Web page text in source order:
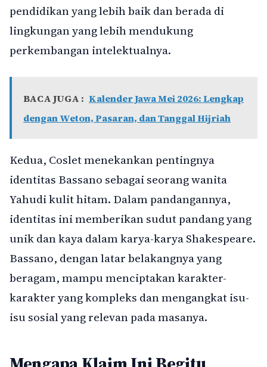
pendidikan yang lebih baik dan berada di
lingkungan yang lebih mendukung
perkembangan intelektualnya.
BACA JUGA : Kalender Jawa Mei 2026: Lengkap
dengan Weton, Pasaran, dan Tanggal Hijriah
Kedua, Coslet menekankan pentingnya
identitas Bassano sebagai seorang wanita
Yahudi kulit hitam. Dalam pandangannya,
identitas ini memberikan sudut pandang yang
unik dan kaya dalam karya-karya Shakespeare.
Bassano, dengan latar belakangnya yang
beragam, mampu menciptakan karakter-
karakter yang kompleks dan mengangkat isu-
isu sosial yang relevan pada masanya.